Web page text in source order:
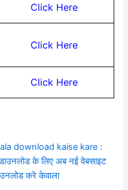
Click Here
Click Here
Click Here
download kaise kare :
डाउनलोड के लिए अब नई वेबसाइट
करे केवाला